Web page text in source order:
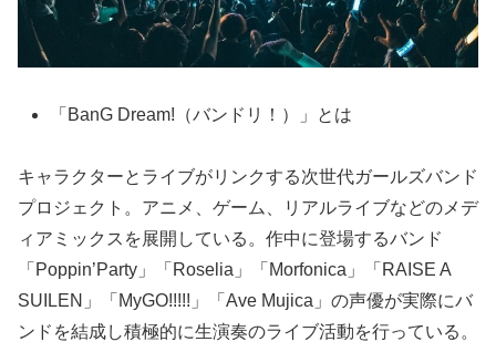
「BanG Dream!（バンドリ！）」とは
キャラクターとライブがリンクする次世代ガールズバンド
プロジェクト。アニメ、ゲーム、リアルライブなどのメデ
ィアミックスを展開している。作中に登場するバンド
「Poppin’Party」「Roselia」「Morfonica」「RAISE A
SUILEN」「MyGO!!!!!」「Ave Mujica」の声優が実際にバ
ンドを結成し積極的に生演奏のライブ活動を行っている。